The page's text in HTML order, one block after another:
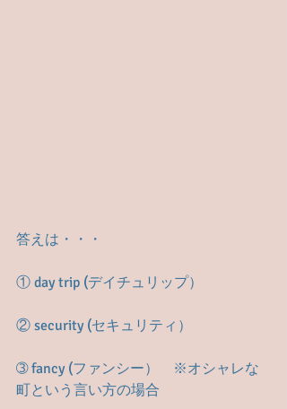
答えは・・・
① day trip (デイチュリップ）
② security (セキュリティ）
➂ fancy (ファンシー）　※オシャレな
町という言い方の場合